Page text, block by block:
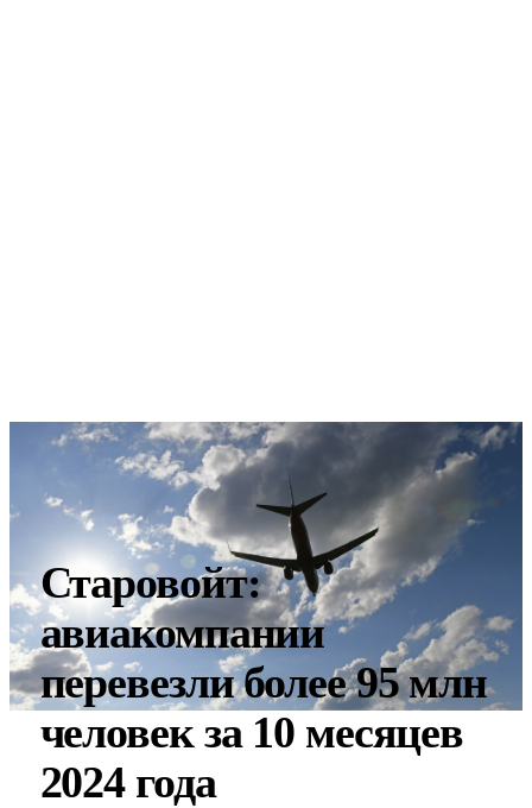
Старовойт:
авиакомпании
перевезли более 95 млн
человек за 10 месяцев
2024 года